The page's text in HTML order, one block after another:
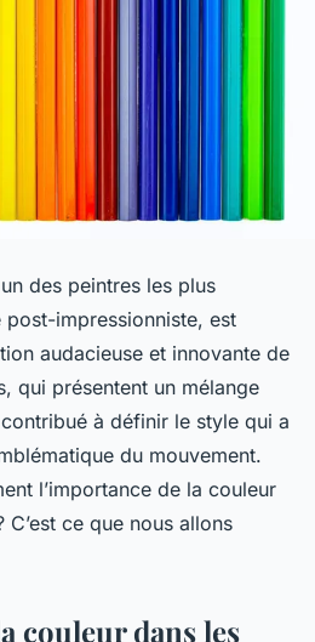
des peintres les plus
impressionniste, est
audacieuse et innovante de
qui présentent un mélange
à définir le style qui a
du mouvement.
l’importance de la couleur
C’est ce que nous allons
couleur dans les